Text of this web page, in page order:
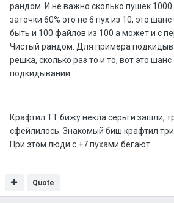
рандом. И не важно сколько пушек
заточки 60% это не 6 пух из 10, это
быть и 100 файлов из 100 а может и с
Чистый рандом. Для примера
решка, сколько раз то и то, вот это
подкидывании.
Крафтил ТТ бижу некла серьги зашли,
сфейлилось. Знакомый биш крафтил
При этом люди с +7 пухами бегают
Quote